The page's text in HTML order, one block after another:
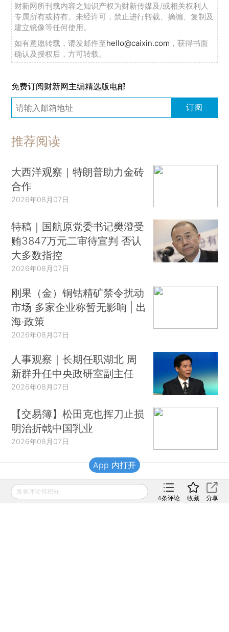
财新网所刊载内容之知识产权为财新传媒及/或相关权利人
专属所有或持有。未经许可，禁止进行转载、摘编、复制及
建立镜像等任何使用。
如有意愿转载，请发邮件至hello@caixin.com ，获得书面
确认及授权后，方可转载。
免费订阅财新网主编精选版电邮
订阅
推荐阅读
大西洋观察｜特朗普助力金砖
合作
2026年08月07日
特稿｜国航原党委书记樊澄受
贿3847万元二审待宣判 否认
大多数指控
2026年08月07日
刚果（金）铜钴精矿禁令扰动
市场 多家企业称暂无影响 | 出
海·政策
2026年08月07日
人事观察｜长期任职湖北 周
新群升任中央政研室副主任
2026年08月07日
【交易簿】松田克也挥刀止损
明治折戟中国乳业
2026年08月07日
财新移动
发表评论得积分
4条评论 收藏 分享
App 内打开